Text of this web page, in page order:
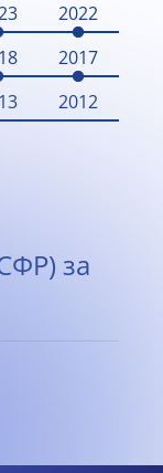
2022
2017
2012
за